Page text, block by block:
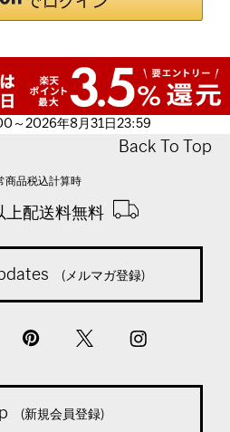
～2026年8月31日23:59
Back To Top
商品税込計算時
配送料無料
(メルマガ登録)
(新規会員登録)